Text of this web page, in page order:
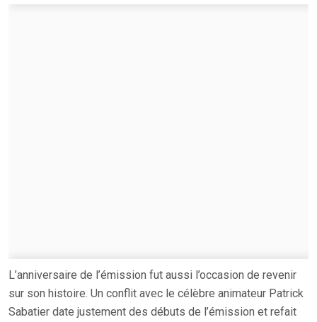
L’anniversaire de l’émission fut aussi l’occasion de revenir
sur son histoire. Un conflit avec le célèbre animateur Patrick
Sabatier date justement des débuts de l’émission et refait